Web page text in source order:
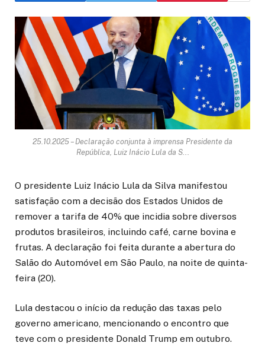
25.10.2025 – Declaração conjunta à imprensa Presidente da
República, Luiz Inácio Lula da S...
O presidente Luiz Inácio Lula da Silva manifestou
satisfação com a decisão dos Estados Unidos de
remover a tarifa de 40% que incidia sobre diversos
produtos brasileiros, incluindo café, carne bovina e
frutas. A declaração foi feita durante a abertura do
Salão do Automóvel em São Paulo, na noite de quinta-
feira (20).
Lula destacou o início da redução das taxas pelo
governo americano, mencionando o encontro que
teve com o presidente Donald Trump em outubro.